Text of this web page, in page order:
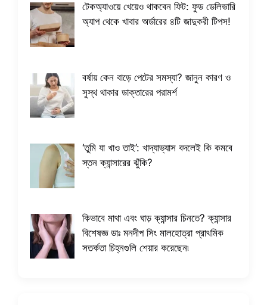
টেকঅ্যাওয়ে খেয়েও থাকবেন ফিট: ফুড ডেলিভারি
অ্যাপ থেকে খাবার অর্ডারের ৪টি জাদুকরী টিপস!
বর্ষায় কেন বাড়ে পেটের সমস্যা? জানুন কারণ ও
সুস্থ থাকার ডাক্তারের পরামর্শ
​‘তুমি যা খাও তাই’: খাদ্যাভ্যাস বদলেই কি কমবে
স্তন ক্যান্সারের ঝুঁকি?
কিভাবে মাথা এবং ঘাড় ক্যান্সার চিনতে? ক্যান্সার
বিশেষজ্ঞ ডাঃ মনদীপ সিং মালহোত্রা প্রাথমিক
সতর্কতা চিহ্নগুলি শেয়ার করেছেন৷